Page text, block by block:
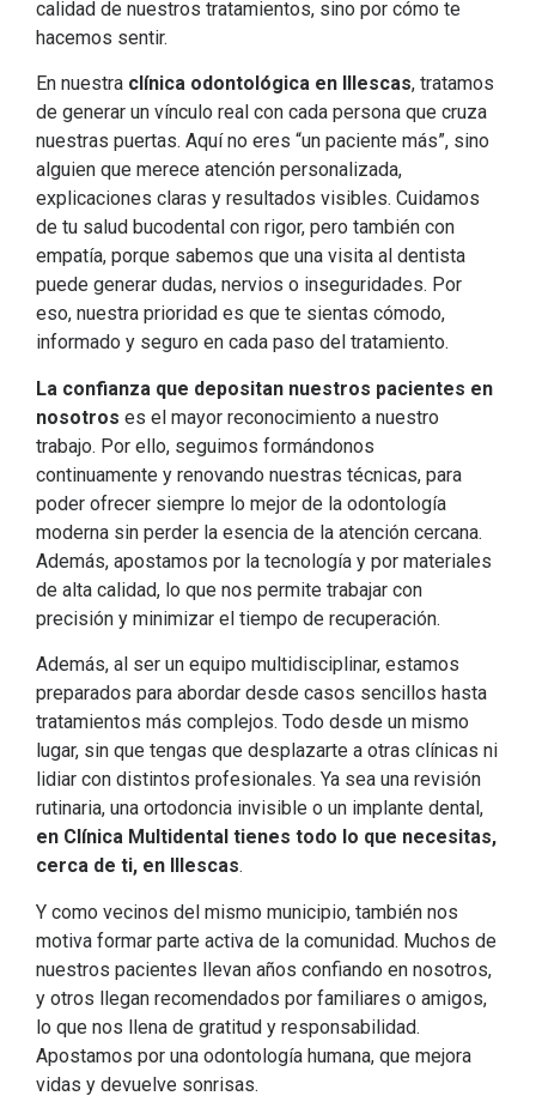
calidad de nuestros tratamientos, sino por cómo te
hacemos sentir.
En nuestra clínica odontológica en Illescas, tratamos
de generar un vínculo real con cada persona que cruza
nuestras puertas. Aquí no eres “un paciente más”, sino
alguien que merece atención personalizada,
explicaciones claras y resultados visibles. Cuidamos
de tu salud bucodental con rigor, pero también con
empatía, porque sabemos que una visita al dentista
puede generar dudas, nervios o inseguridades. Por
eso, nuestra prioridad es que te sientas cómodo,
informado y seguro en cada paso del tratamiento.
La confianza que depositan nuestros pacientes en
nosotros es el mayor reconocimiento a nuestro
trabajo. Por ello, seguimos formándonos
continuamente y renovando nuestras técnicas, para
poder ofrecer siempre lo mejor de la odontología
moderna sin perder la esencia de la atención cercana.
Además, apostamos por la tecnología y por materiales
de alta calidad, lo que nos permite trabajar con
precisión y minimizar el tiempo de recuperación.
Además, al ser un equipo multidisciplinar, estamos
preparados para abordar desde casos sencillos hasta
tratamientos más complejos. Todo desde un mismo
lugar, sin que tengas que desplazarte a otras clínicas ni
lidiar con distintos profesionales. Ya sea una revisión
rutinaria, una ortodoncia invisible o un implante dental,
en Clínica Multidental tienes todo lo que necesitas,
cerca de ti, en Illescas.
Y como vecinos del mismo municipio, también nos
motiva formar parte activa de la comunidad. Muchos de
nuestros pacientes llevan años confiando en nosotros,
y otros llegan recomendados por familiares o amigos,
lo que nos llena de gratitud y responsabilidad.
Apostamos por una odontología humana, que mejora
vidas y devuelve sonrisas.